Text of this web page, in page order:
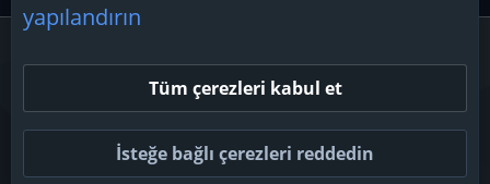
Şartlar ve kurallar
Gizlilik politikası
Yardım
Ana sayfa
R
S
Topluluk platform by TechForumTR
yapılandırın
Tüm çerezleri kabul et
İsteğe bağlı çerezleri reddedin